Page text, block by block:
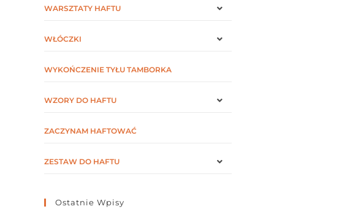
WARSZTATY HAFTU
WŁÓCZKI
WYKOŃCZENIE TYŁU TAMBORKA
WZORY DO HAFTU
ZACZYNAM HAFTOWAĆ
ZESTAW DO HAFTU
Ostatnie Wpisy